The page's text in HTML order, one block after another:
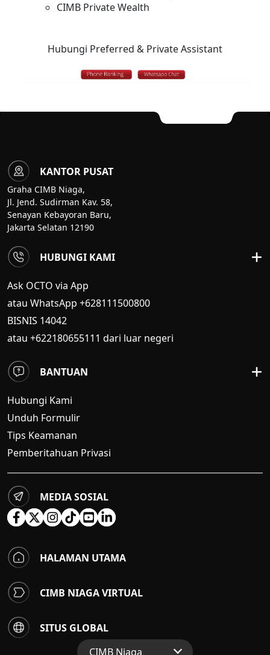
CIMB Private Wealth
Hubungi Preferred & Private Assistant
KANTOR PUSAT
Graha CIMB Niaga,
Jl. Jend. Sudirman Kav. 58,
Senayan Kebayoran Baru,
Jakarta Selatan 12190
HUBUNGI KAMI
Ask OCTO via App
atau WhatsApp +628111500800
BISNIS 14042
atau +622180655111 dari luar negeri
BANTUAN
Hubungi Kami
Unduh Formulir
Tips Keamanan
Pemberitahuan Privasi
MEDIA SOSIAL
HALAMAN UTAMA
CIMB NIAGA VIRTUAL
SITUS GLOBAL
CIMB Niaga